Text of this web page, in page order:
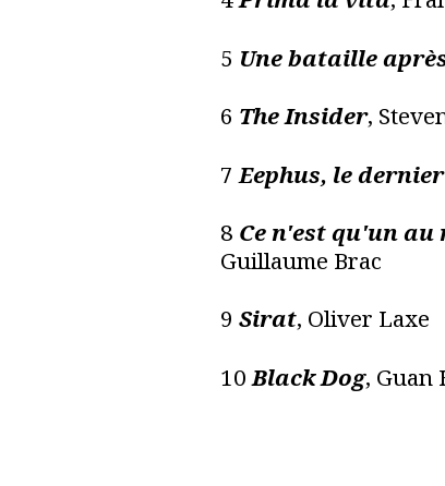
5 Une bataille
6 The Insider,
7 Eephus, le
8 Ce n'est qu'un
Guillaume Brac
9 Sirat, Oliver Laxe
10Black Dog, Guan